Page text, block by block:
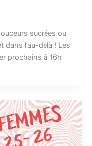
sucrées ou
l’au-delà ! Les
prochains à 16h